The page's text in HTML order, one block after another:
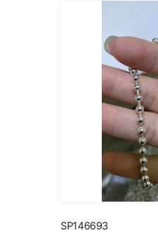
SP146693